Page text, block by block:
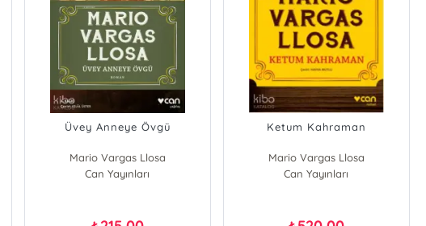
Üvey Anneye Övgü
Mario Vargas Llosa
Can Yayınları
Ketum Kahraman
Mario Vargas Llosa
Can Yayınları